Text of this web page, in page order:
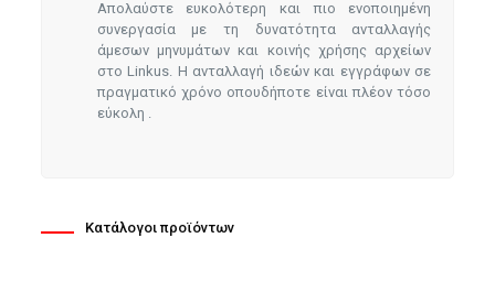
Απολαύστε ευκολότερη και πιο ενοποιημένη
συνεργασία με τη δυνατότητα ανταλλαγής
άμεσων μηνυμάτων και κοινής χρήσης αρχείων
στο Linkus. Η ανταλλαγή ιδεών και εγγράφων σε
πραγματικό χρόνο οπουδήποτε είναι πλέον τόσο
εύκολη .
Κατάλογοι προϊόντων